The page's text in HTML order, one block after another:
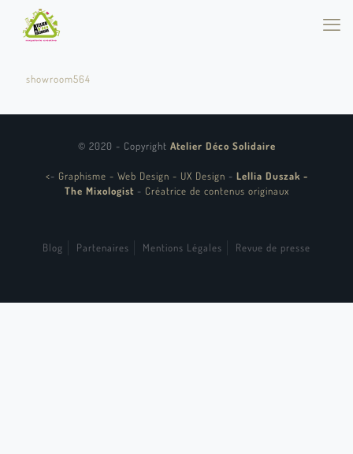
showroom564
© 2020 - Copyright Atelier Déco Solidaire
<- Graphisme - Web Design - UX Design - Lellia Duszak -
The Mixologist - Créatrice de contenus originaux
Blog Partenaires Mentions Légales Revue de presse